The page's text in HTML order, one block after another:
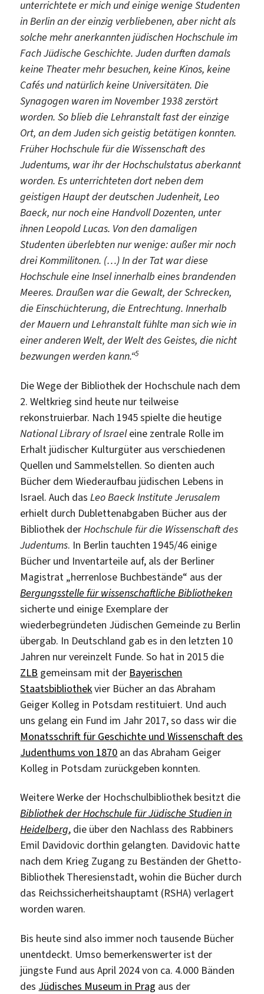
unterrichtete er mich und einige wenige Studenten
in Berlin an der einzig verbliebenen, aber nicht als
solche mehr anerkannten jüdischen Hochschule im
Fach Jüdische Geschichte. Juden durften damals
keine Theater mehr besuchen, keine Kinos, keine
Cafés und natürlich keine Universitäten. Die
Synagogen waren im November 1938 zerstört
worden. So blieb die Lehranstalt fast der einzige
Ort, an dem Juden sich geistig betätigen konnten.
Früher Hochschule für die Wissenschaft des
Judentums, war ihr der Hochschulstatus aberkannt
worden. Es unterrichteten dort neben dem
geistigen Haupt der deutschen Judenheit, Leo
Baeck, nur noch eine Handvoll Dozenten, unter
ihnen Leopold Lucas. Von den damaligen
Studenten überlebten nur wenige: außer mir noch
drei Kommilitonen. (…) In der Tat war diese
Hochschule eine Insel innerhalb eines brandenden
Meeres. Draußen war die Gewalt, der Schrecken,
die Einschüchterung, die Entrechtung. Innerhalb
der Mauern und Lehranstalt fühlte man sich wie in
einer anderen Welt, der Welt des Geistes, die nicht
bezwungen werden kann.“5
Die Wege der Bibliothek der Hochschule nach dem
2. Weltkrieg sind heute nur teilweise
rekonstruierbar. Nach 1945 spielte die heutige
National Library of Israeleine zentrale Rolle im
Erhalt jüdischer Kulturgüter aus verschiedenen
Quellen und Sammelstellen. So dienten auch
Bücher dem Wiederaufbau jüdischen Lebens in
Israel. Auch dasLeo Baeck Institute Jerusalem
erhielt durch Dublettenabgaben Bücher aus der
Bibliothek derHochschule für die Wissenschaft des
Judentums. In Berlin tauchten 1945/46 einige
Bücher und Inventarteile auf, als der Berliner
Magistrat „herrenlose Buchbestände“ aus der
Bergungsstelle für wissenschaftliche Bibliotheken
sicherte und einige Exemplare der
wiederbegründeten Jüdischen Gemeinde zu Berlin
übergab. In Deutschland gab es in den letzten 10
Jahren nur vereinzelt Funde. So hat in 2015 die
ZLB gemeinsam mit der Bayerischen
Staatsbibliothekvier Bücher an das Abraham
Geiger Kolleg in Potsdam restituiert. Und auch
uns gelang ein Fund im Jahr 2017, so dass wir die
Monatsschrift für Geschichte und Wissenschaft des
Judenthums von 1870 an das Abraham Geiger
Kolleg in Potsdam zurückgeben konnten.
Weitere Werke der Hochschulbibliothek besitzt die
Bibliothek der Hochschule für Jüdische Studien in
Heidelberg, die über den Nachlass des Rabbiners
Emil Davidovic dorthin gelangten. Davidovic hatte
nach dem Krieg Zugang zu Beständen der Ghetto-
Bibliothek Theresienstadt, wohin die Bücher durch
das Reichssicherheitshauptamt (RSHA) verlagert
worden waren.
Bis heute sind also immer noch tausende Bücher
unentdeckt. Umso bemerkenswerter ist der
jüngste Fund aus April 2024 von ca. 4.000 Bänden
des Jüdisches Museum in Prag aus der